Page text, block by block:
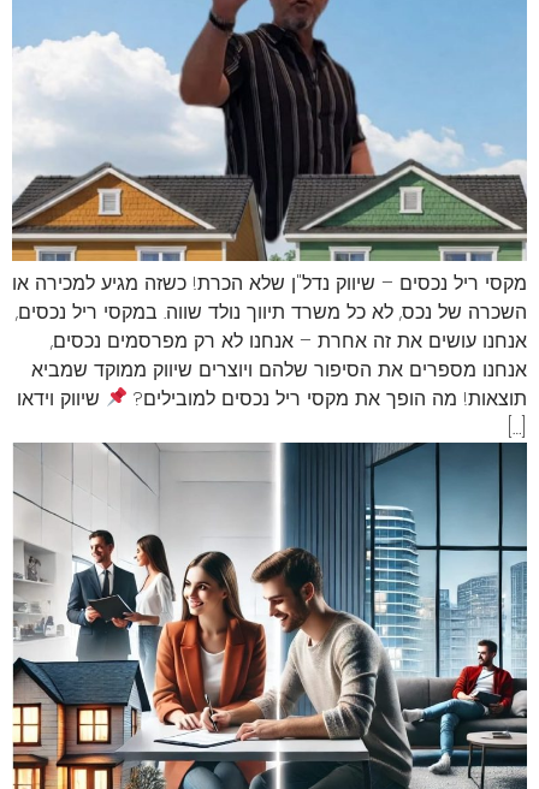
מקסי ריל נכסים – שיווק נדל"ן שלא הכרת! כשזה מגיע למכירה או
השכרה של נכס, לא כל משרד תיווך נולד שווה. במקסי ריל נכסים,
אנחנו עושים את זה אחרת – אנחנו לא רק מפרסמים נכסים,
אנחנו מספרים את הסיפור שלהם ויוצרים שיווק ממוקד שמביא
תוצאות! מה הופך את מקסי ריל נכסים למובילים?
שיווק וידאו
[…]